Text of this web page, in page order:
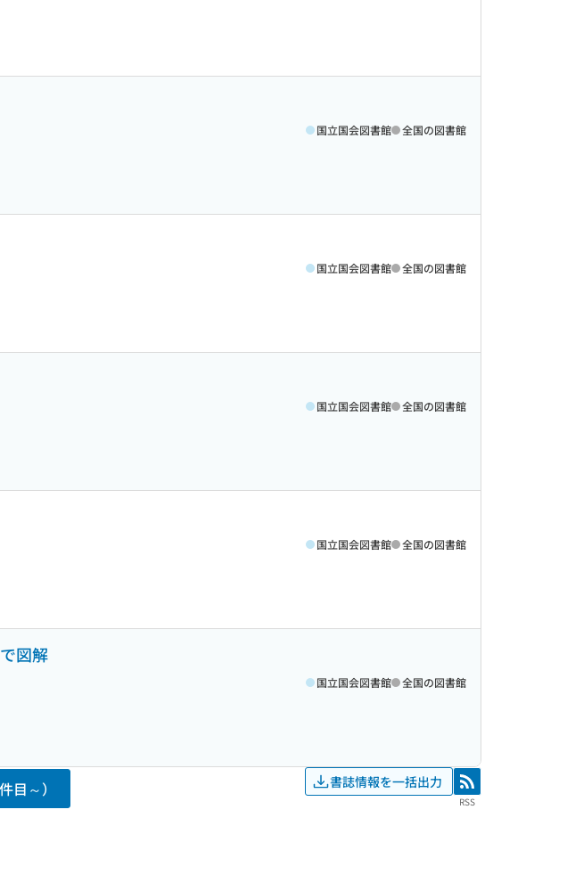
国立国会図書館 全国の図書館
国立国会図書館 全国の図書館
国立国会図書館 全国の図書館
国立国会図書館 全国の図書館
図解
国立国会図書館 全国の図書館
目～） 書誌情報を一括出力 RSS
RSS